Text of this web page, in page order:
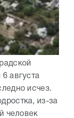
августа
исчез.
из-за
человек